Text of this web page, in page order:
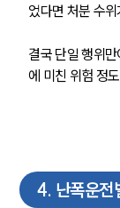
었다면 처분 수
결국 단일 행위
에 미친 위험 정
4. 난폭운전